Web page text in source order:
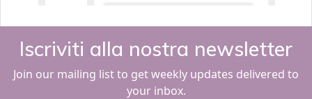
Iscriviti alla nostra newsletter
Join our mailing list to get weekly updates delivered to
your inbox.